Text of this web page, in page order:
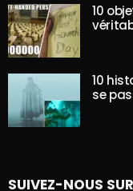
10
10
se
SUIVEZ-NOUS